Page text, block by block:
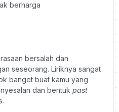
berharga
bersalah dan
seseorang. Liriknya sangat
banget buat kamu yang
dan bentuk past